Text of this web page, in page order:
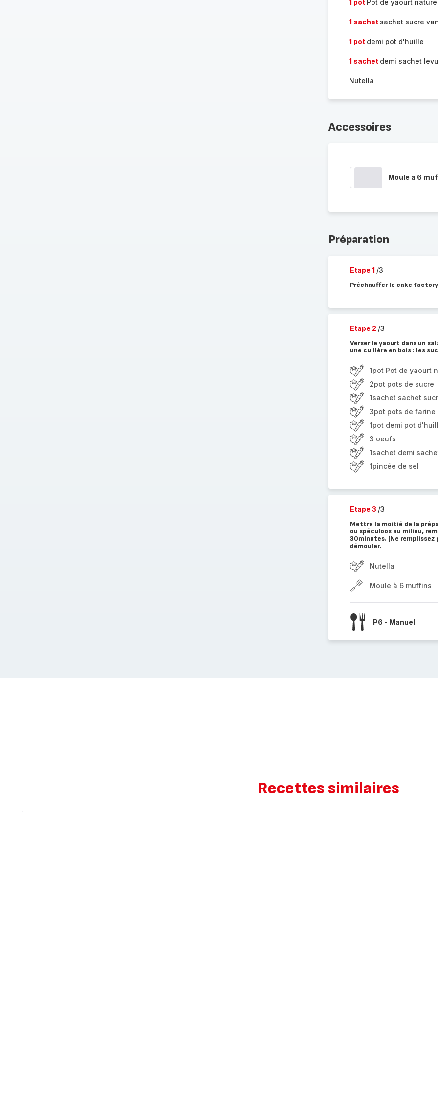
1 pot Pot de yaourt nature
1 sachet sachet sucre
1 pot demi pot d'huille
1 sachet demi sachet
Nutella
Accessoires
Moule à 6
Préparation
Etape 1 /3
Préchauffer le cake
Etape 2 /3
Verser le yaourt dans un
une cuillère en bois : les
1pot Pot de yaourt
2pot pots de sucre
1sachet sachet
3pot pots de farine
1pot demi pot
3 oeufs
1sachet demi
1pincée de sel
Etape 3 /3
Mettre la moitié de la
ou spéculoos au milieu,
30minutes. (Ne remplissez
démouler.
Nutella
Moule à 6 muffins
P6 - Manuel
Recettes similaires